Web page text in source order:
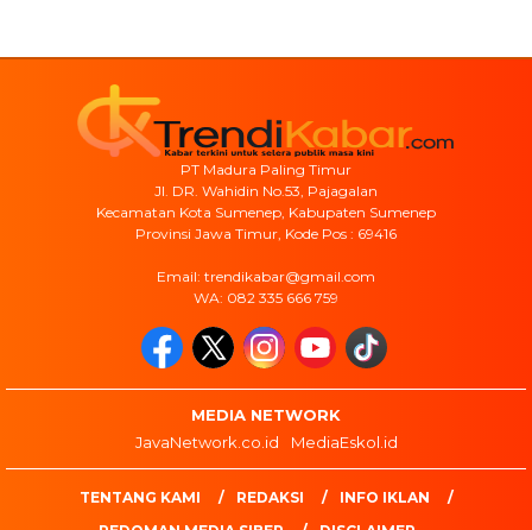
PT Madura Paling Timur
Jl. DR. Wahidin No.53, Pajagalan
Kecamatan Kota Sumenep, Kabupaten Sumenep
Provinsi Jawa Timur, Kode Pos : 69416
Email: trendikabar@gmail.com
WA: 082 335 666 759
MEDIA NETWORK
JavaNetwork.co.id
MediaEskol.id
TENTANG KAMI REDAKSI
INFO IKLAN